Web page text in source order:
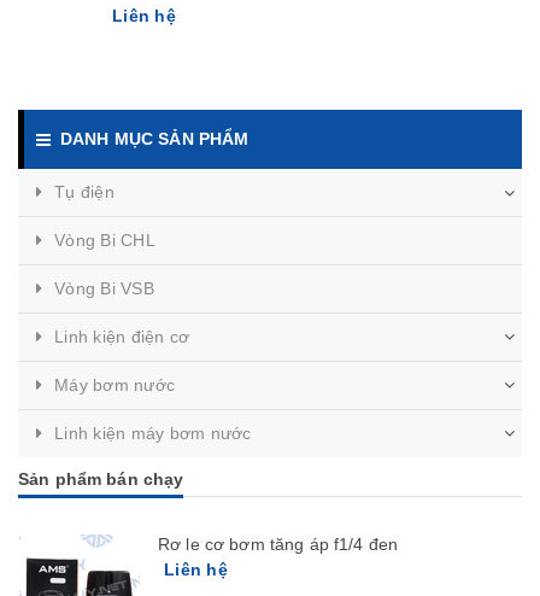
Liên hệ
DANH MỤC SẢN PHẨM
Tụ điện
Vòng Bi CHL
Vòng Bi VSB
Linh kiện điện cơ
Máy bơm nước
Linh kiện máy bơm nước
Sản phẩm bán chạy
Rơ le cơ bơm tăng áp f1/4 đen
Liên hệ